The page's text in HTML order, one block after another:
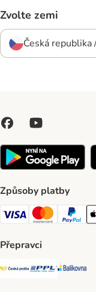
Zvolte zemi
Česká republika
Způsoby platby
Visa Payment Method
MastercardPayPal
Přepravci
Česká pošta
PPL